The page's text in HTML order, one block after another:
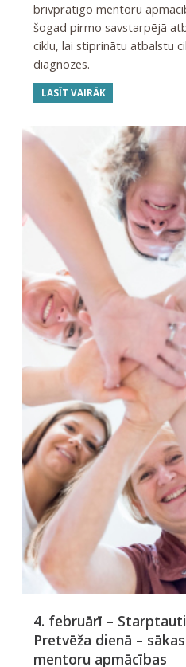
brīvprātīgo mentoru
šogad pirmo savstarpējā
ciklu, lai stiprinātu atbalstu
diagnozes.
LASĪT VAIRĀK
4. februārī –
Pretvēža dienā –
mentoru apmācības